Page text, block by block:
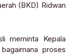
(BKD) Ridwan
meminta Kepala
proses